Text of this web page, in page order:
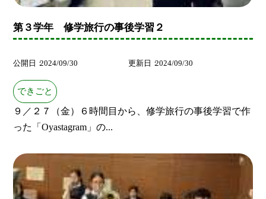
第３学年 修学旅行の事後学習２
公開日 2024/09/30 更新日 2024/09/30
できごと
９／２７（金）６時間目から、修学旅行の事後学習で作
った「Oyastagram」の...